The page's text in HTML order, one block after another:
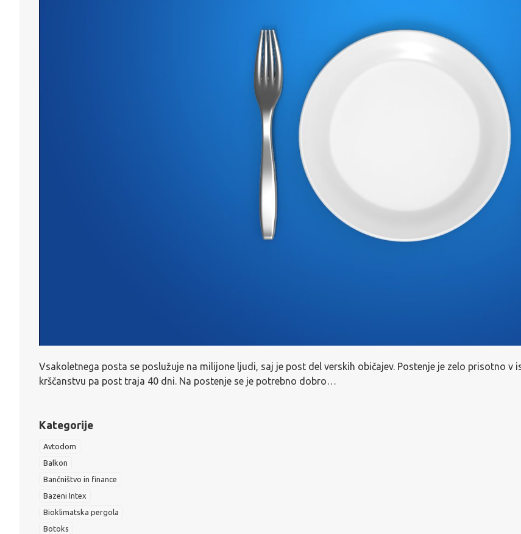
Vsakoletnega posta se poslužuje na milijone ljudi, saj je post del verskih običajev. Postenje je zelo prisotno
krščanstvu pa post traja 40 dni. Na postenje se je potrebno dobro…
Kategorije
Avtodom
Balkon
Bančništvo in finance
Bazeni Intex
Bioklimatska pergola
Botoks